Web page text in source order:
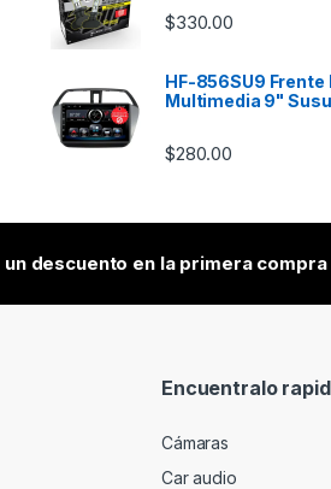
$330.00
HF-856SU9 Frente
Multimedia 9"
$280.00
un descuento en la primera compra
Encuentralo
Cámaras
Car audio